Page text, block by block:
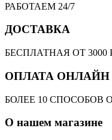
РАБОТАЕМ 24/7
ДОСТАВКА
БЕСПЛАТНАЯ ОТ 3000
ОПЛАТА ОНЛАЙН
БОЛЕЕ 10 СПОСОБОВ
О нашем магазине